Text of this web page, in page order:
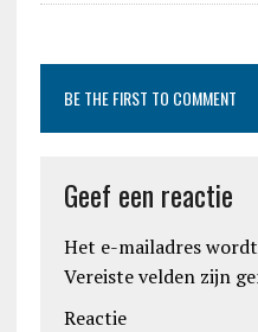
BE THE FIRST TO COMMENT
Geef een reactie
Het e-mailadres
Vereiste velden zijn
Reactie